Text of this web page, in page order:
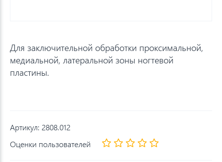
Для заключительной обработки проксимальной,
медиальной, латеральной зоны ногтевой
пластины.
Артикул: 2808.012
Оценки пользователей